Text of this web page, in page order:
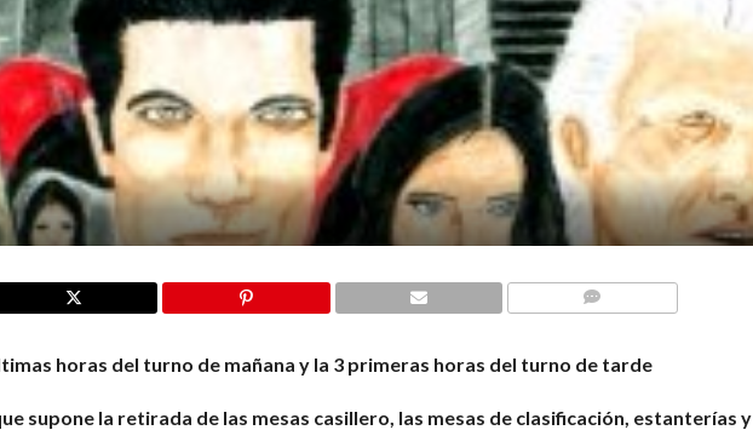
horas del turno de mañana y la 3 primeras horas del turno de tarde
supone la retirada de las mesas casillero, las mesas de clasificación, estanterías y